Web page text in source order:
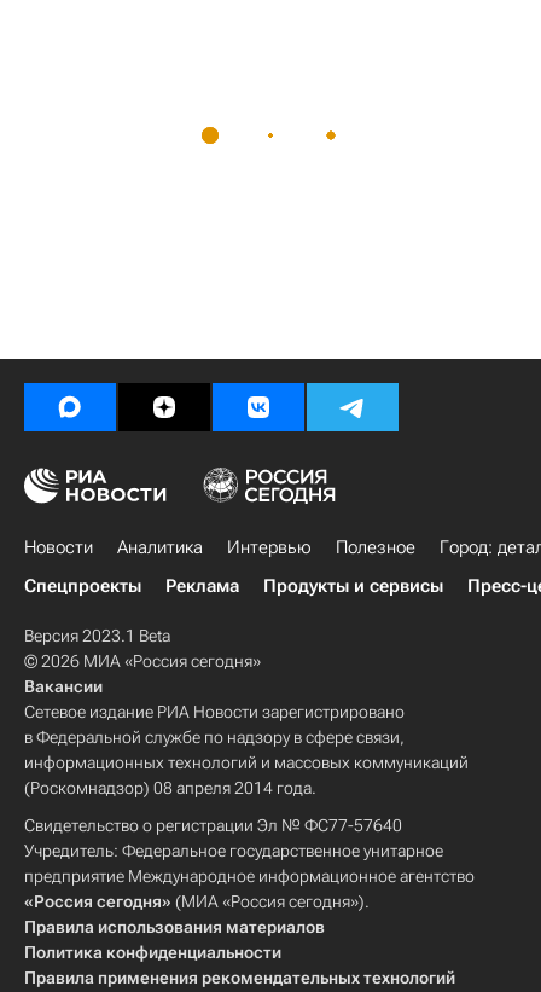
Новости Аналитика Интервью Полезное
Город:
Спецпроекты
Реклама Продукты и сервисы Пресс-
Версия 2023.1 Beta
© 2026 МИА «Россия сегодня»
Вакансии
Сетевое издание РИА Новости зарегистрировано
в Федеральной службе по надзору в сфере связи,
информационных технологий и массовых коммуникаций
(Роскомнадзор) 08 апреля 2014 года.
Свидетельство о регистрации Эл № ФС77-57640
Учредитель: Федеральное государственное унитарное
предприятие Международное информационное агентство
«Россия сегодня» (МИА «Россия сегодня»).
Правила использования материалов
Политика конфиденциальности
Правила применения рекомендательных технологий